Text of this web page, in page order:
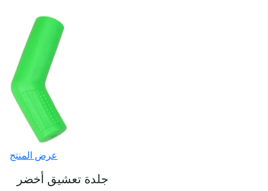
عرض المنتج
جلدة تعشيق أخضر